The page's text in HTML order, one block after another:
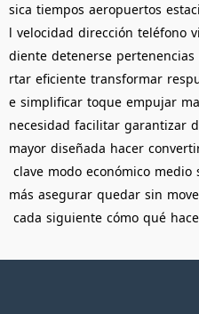
sica tiempos aeropuertos
l velocidad dirección teléfono
diente detenerse pertenencias
rtar eficiente transformar
e simplificar toque empujar
necesidad facilitar garantizar
mayor diseñada hacer
clave modo económico medio
más asegurar quedar sin
cada siguiente cómo qué hace